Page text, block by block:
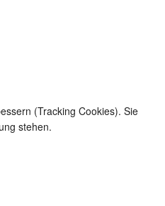
(Tracking Cookies). Sie
stehen.